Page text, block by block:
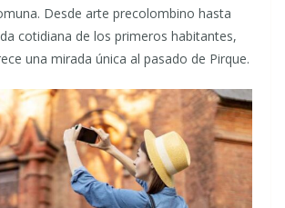
Desde arte precolombino hasta
cotidiana de los primeros habitantes,
una mirada única al pasado de Pirque.